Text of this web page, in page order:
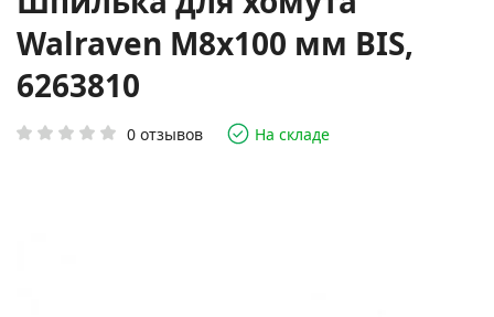
Walraven М8х100 мм BIS,
6263810
0 отзывов На складе